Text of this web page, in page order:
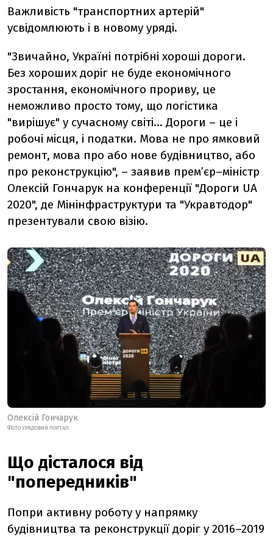
Важливість "транспортних артерій"
усвідомлюють і в новому уряді.
"Звичайно, Україні потрібні хороші дороги.
Без хороших доріг не буде економічного
зростання, економічного прориву, це
неможливо просто тому, що логістика
"вирішує" у сучасному світі... Дороги – це і
робочі місця, і податки. Мова не про ямковий
ремонт, мова про або нове будівництво, або
про реконструкцію", – заявив прем’єр–міністр
Олексій Гончарук на конференції "Дороги UA
2020", де Мінінфраструктури та "Укравтодор"
презентували свою візію.
Олексій Гончарук
ФОТО УРЯДОВИЙ ПОРТАЛ
Що дісталося від
"попередників"
Попри активну роботу у напрямку
будівництва та реконструкції доріг у 2016–2019